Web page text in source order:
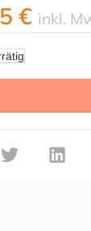
€ inkl.